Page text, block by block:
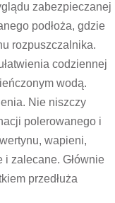
zabezpieczanej
podłoża, gdzie
rozpuszczalnika.
codziennej
wodą.
Nie niszczy
polerowanego i
wapieni,
i zalecane. Głównie
przedłuża